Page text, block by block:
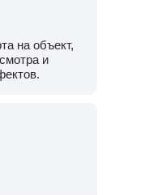
на объект,
и